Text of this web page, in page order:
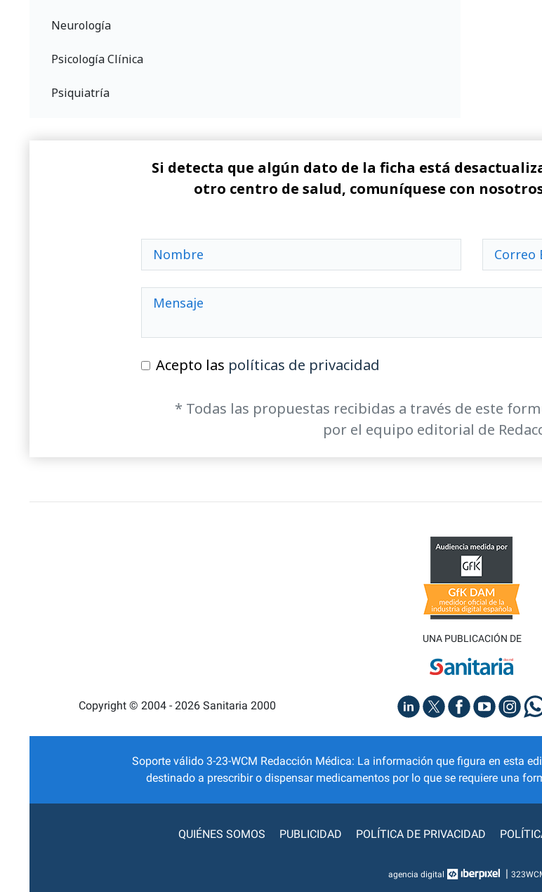
Neurología
Psicología Clínica
Psiquiatría
Si detecta que algún dato de la ficha está
otro centro de salud, comuníquese con
Acepto las políticas de privacidad
* Todas las propuestas recibidas a través de este
por el equipo editorial de
UNA PUBLICACIÓN DE
Copyright © 2004 - 2026 Sanitaria 2000
Soporte válido 3-23-WCM Redacción Médica: La información que figura en esta
destinado a prescribir o dispensar medicamentos por lo que se requiere una
QUIÉNES SOMOS PUBLICIDAD POLÍTICA DE PRIVACIDAD
agencia digital |